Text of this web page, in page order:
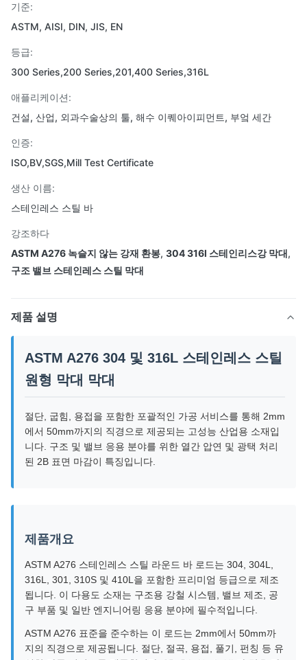
기준:
ASTM, AISI, DIN, JIS, EN
등급:
300 Series,200 Series,201,400 Series,316L
애플리케이션:
건설, 산업, 외과수술상의 툴, 해수 이퀘아이피먼트, 부엌 세간
인증:
ISO,BV,SGS,Mill Test Certificate
생산 이름:
스테인레스 스틸 바
강조하다
ASTM A276 녹슬지 않는 강재 환봉, 304 316l 스테인리스강 막대,
구조 밸브 스테인레스 스틸 막대
제품 설명
ASTM A276 304 및 316L 스테인레스 스틸
원형 막대 막대
절단, 굽힘, 용접을 포함한 포괄적인 가공 서비스를 통해 2mm
에서 50mm까지의 직경으로 제공되는 고성능 산업용 소재입
니다. 구조 및 밸브 응용 분야를 위한 열간 압연 및 광택 처리
된 2B 표면 마감이 특징입니다.
제품개요
ASTM A276 스테인레스 스틸 라운드 바 로드는 304, 304L,
316L, 301, 310S 및 410L을 포함한 프리미엄 등급으로 제조
됩니다. 이 다용도 소재는 구조용 강철 시스템, 밸브 제조, 공
구 부품 및 일반 엔지니어링 응용 분야에 필수적입니다.
ASTM A276 표준을 준수하는 이 로드는 2mm에서 50mm까
지의 직경으로 제공됩니다. 절단, 절곡, 용접, 풀기, 펀칭 등 유